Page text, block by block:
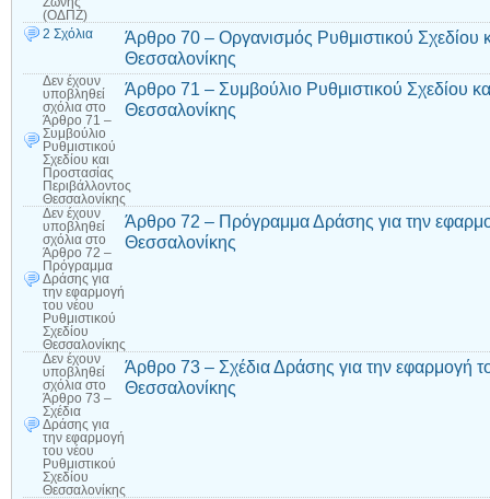
(ΟΔΠΖ)
2 Σχόλια
Άρθρο 70 – Οργανισμός Ρυθμιστικού Σχεδίου
Θεσσαλονίκης
Δεν έχουν
υποβληθεί
σχόλια στο
Άρθρο 71 –
Συμβούλιο
Ρυθμιστικού
Σχεδίου και
Προστασίας
Περιβάλλοντος
Θεσσαλονίκης
Άρθρο 71 – Συμβούλιο Ρυθμιστικού Σχεδίου
Θεσσαλονίκης
Δεν έχουν
υποβληθεί
σχόλια στο
Άρθρο 72 –
Πρόγραμμα
Δράσης για
την εφαρμογή
του νέου
Ρυθμιστικού
Σχεδίου
Θεσσαλονίκης
Άρθρο 72 – Πρόγραμμα Δράσης για την
Θεσσαλονίκης
Δεν έχουν
υποβληθεί
σχόλια στο
Άρθρο 73 –
Σχέδια
Δράσης για
την εφαρμογή
του νέου
Ρυθμιστικού
Σχεδίου
Θεσσαλονίκης
Άρθρο 73 – Σχέδια Δράσης για την εφαρμογή
Θεσσαλονίκης